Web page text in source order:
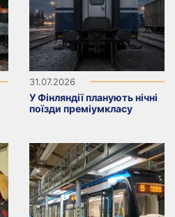
31.07.2026
У Фінляндії планують нічні
поїзди преміумкласу